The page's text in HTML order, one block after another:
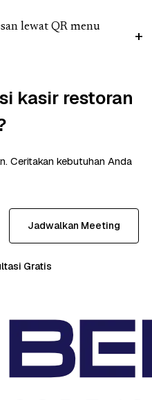
lewat QR menu
kasir restoran
Ceritakan kebutuhan Anda
Jadwalkan Meeting
Gratis